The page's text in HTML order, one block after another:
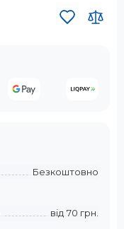
Безкоштовно
від 70 грн.